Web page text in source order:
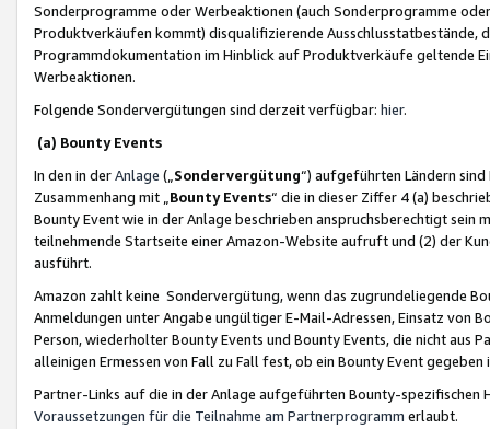
Sonderprogramme oder Werbeaktionen (auch Sonderprogramme
Produktverkäufen kommt) disqualifizierende Ausschlusstatbestände,
Programmdokumentation im Hinblick auf Produktverkäufe geltende
Werbeaktionen.
Folgende Sondervergütungen sind derzeit verfügbar: hier.
(a) Bounty Events
In den in derAnlage („ Sondervergütung“) aufgeführten Ländern
Zusammenhang mit „ Bounty Events“ die in dieser Ziffer 4 (a)
Bounty Event wie in der Anlage beschrieben anspruchsberechtigt sein
teilnehmende Startseite einer Amazon-Website aufruft und (2) der
ausführt.
Amazon zahlt keine Sondervergütung, wenn das zugrundeliegende
Anmeldungen unter Angabe ungültiger E-Mail-Adressen, Einsatz von
Person, wiederholter Bounty Events und Bounty Events, die nicht
alleinigen Ermessen von Fall zu Fall fest, ob ein Bounty Event
Partner-Links auf die in der Anlage aufgeführten Bounty-spezifischen
Voraussetzungen für die Teilnahme am Partnerprogramm erlaubt.